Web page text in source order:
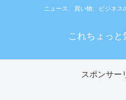
ニュース、買い物、ビジネス
これちょっと
スポンサー